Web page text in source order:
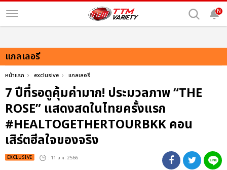
N
แกลเลอรี
หน้าแรก exclusive แกลเลอรี
7 ปีที่รอดูคุ้มค่ามาก! ประมวลภาพ “THE
ROSE” แสดงสดในไทยครั้งแรก
#HEALTOGETHERTOURBKK คอน
เสิร์ตฮีลใจของจริง
EXCLUSIVE : 11 ม.ค. 2566